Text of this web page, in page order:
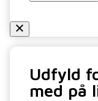
Udfyld
med på